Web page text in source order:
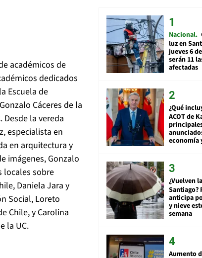
académicos de
dedicados
Escuela de
Cáceres de la
Desde la vereda
especialista en
en arquitectura y
imágenes, Gonzalo
locales sobre
Daniela Jara y
Social, Loreto
Chile, y Carolina
la UC.
Nacional
luz en
jueves 6
serán 11
afectadas
¿Qué
ACOT de
economía
¿Vuelven
Santiago?
anticipa
y nieve
semana
Aumento